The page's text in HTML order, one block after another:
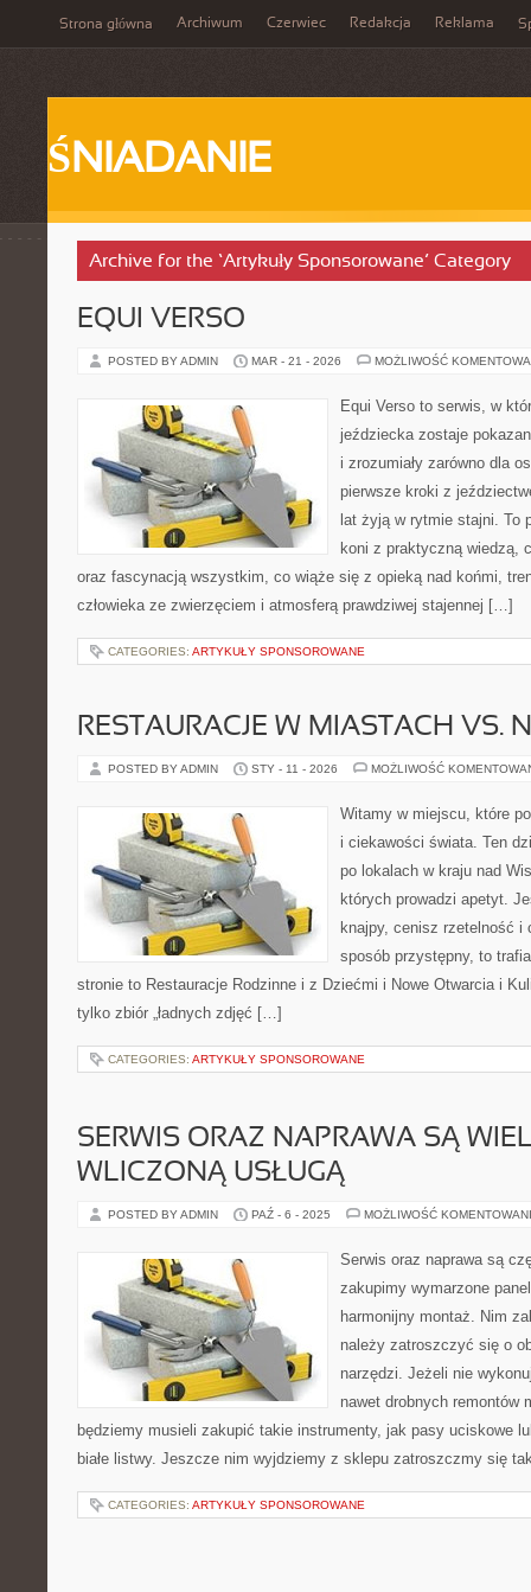
Strona główna Archiwum Czerwiec Redakcja Reklama
ŚNIADANIE
Archive for the ‘Artykuły Sponsorowane’ Category
EQUI VERSO
POSTED BY ADMIN MAR - 21 - 2026 MOŻLIWOŚĆ
Equi Verso to serwis, w
jeździecka zostaje
i zrozumiały zarówno dla
pierwsze kroki z
lat żyją w rytmie stajni. To
koni z praktyczną wiedzą,
oraz fascynacją wszystkim, co wiąże się z opieką nad końmi,
człowieka ze zwierzęciem i atmosferą prawdziwej stajennej […]
CATEGORIES: ARTYKUŁY SPONSOROWANE
RESTAURACJE W MIASTACH VS.
POSTED BY ADMIN STY - 11 - 2026 MOŻLIWOŚĆ
Witamy w miejscu, które
i ciekawości świata. Ten
po lokalach w kraju nad
których prowadzi apetyt.
knajpy, cenisz rzetelność
sposób przystępny, to
stronie to Restauracje Rodzinne i z Dziećmi i Nowe Otwarcia i
tylko zbiór „ładnych zdjęć […]
CATEGORIES: ARTYKUŁY SPONSOROWANE
SERWIS ORAZ NAPRAWA SĄ
WLICZONĄ USŁUGĄ
POSTED BY ADMIN PAŹ - 6 - 2025 MOŻLIWOŚĆ
Serwis oraz naprawa są
zakupimy wymarzone
harmonijny montaż. Nim
należy zatroszczyć się o
narzędzi. Jeżeli nie
nawet drobnych remontów
będziemy musieli zakupić takie instrumenty, jak pasy uciskowe
białe listwy. Jeszcze nim wyjdziemy z sklepu zatroszczmy się
CATEGORIES: ARTYKUŁY SPONSOROWANE